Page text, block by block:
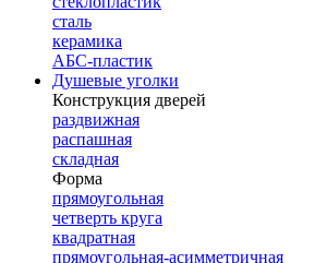
сталь
керамика
АБС-пластик
Душевые уголки
Конструкция дверей
раздвижная
распашная
складная
Форма
прямоугольная
четверть круга
квадратная
прямоугольная-асимметричная